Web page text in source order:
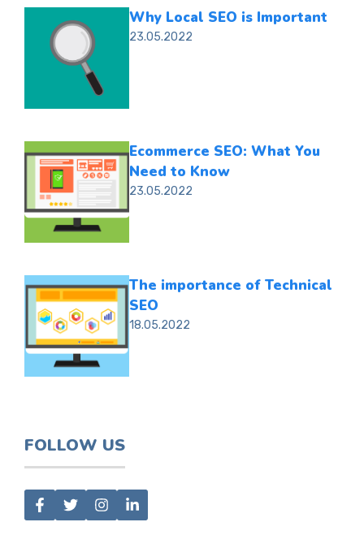
Why Local SEO is Important
23.05.2022
Ecommerce SEO: What You
Need to Know
23.05.2022
The importance of Technical
SEO
18.05.2022
FOLLOW US